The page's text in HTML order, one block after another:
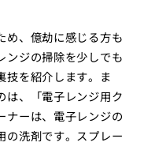
め、億劫に感じる方も
ンジの掃除を少しでも
技を紹介します。ま
は、「電子レンジ用ク
ナーは、電子レンジの
の洗剤です。スプレー